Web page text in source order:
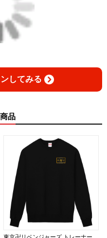
緒に笑顔になれるライフス
that unforgettable
means.”
we celebrate them.
humility, and the laughter
a new language.
step toward
してみる
品